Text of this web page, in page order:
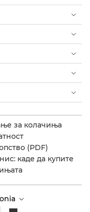
за колачиња
(PDF)
каде да купите